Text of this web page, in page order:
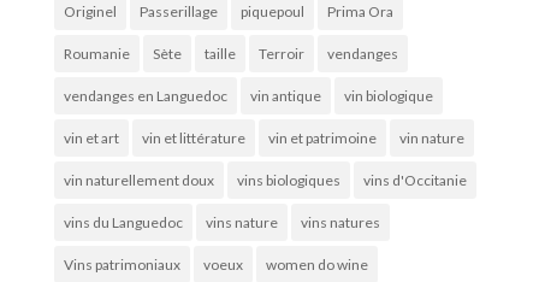
Originel Passerillage piquepoul Prima Ora
Roumanie Sète taille Terroir vendanges
vendanges en Languedoc vin antique vin biologique
vin et art vin et littérature vin et patrimoine vin nature
vin naturellement doux vins biologiques vins d'Occitanie
vins du Languedoc vins nature vins natures
Vins patrimoniaux voeux women do wine